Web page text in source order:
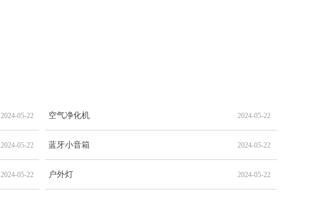
2024-05-22 空气净化机 2024-05-22
2024-05-22 蓝牙小音箱 2024-05-22
2024-05-22 户外灯 2024-05-22